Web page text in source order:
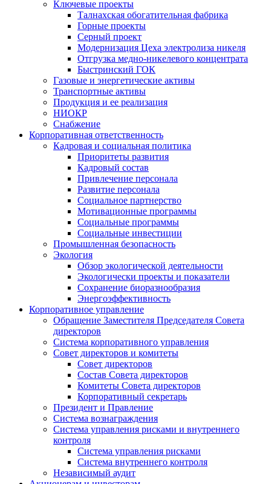
Ключевые проекты
Талнахская обогатительная фабрика
Горные проекты
Серный проект
Модернизация Цеха электролиза никеля
Отгрузка медно-никелевого концентрата
Быстринский ГОК
Газовые и энергетические активы
Транспортные активы
Продукция и ее реализация
НИОКР
Снабжение
Корпоративная ответственность
Кадровая и социальная политика
Приоритеты развития
Кадровый состав
Привлечение персонала
Развитие персонала
Социальное партнерство
Мотивационные программы
Социальные программы
Социальные инвестиции
Промышленная безопасность
Экология
Обзор экологической деятельности
Экологически проекты и показатели
Сохранение биоразнообразия
Энергоэффективность
Корпоративное управление
Обращение Заместителя Председателя Совета
директоров
Система корпоративного управления
Совет директоров и комитеты
Совет директоров
Состав Совета директоров
Комитеты Совета директоров
Корпоративный секретарь
Президент и Правление
Система вознаграждения
Система управления рисками и внутреннего
контроля
Система управления рисками
Система внутреннего контроля
Независимый аудит